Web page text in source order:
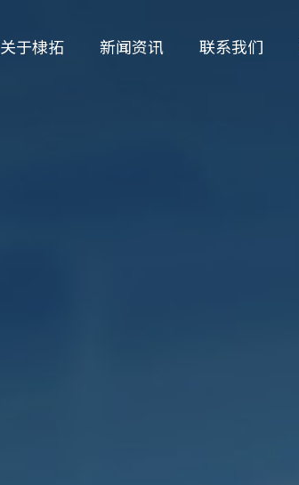
关于棣拓 新闻资讯 联系我们